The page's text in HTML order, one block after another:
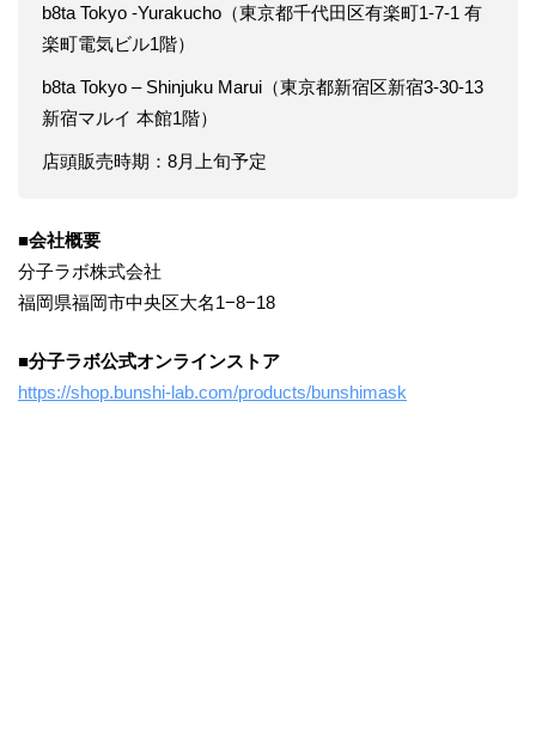
b8ta Tokyo -Yurakucho（東京都千代田区有楽町1-7-1 有
楽町電気ビル1階）
b8ta Tokyo – Shinjuku Marui（東京都新宿区新宿3-30-13
新宿マルイ 本館1階）
店頭販売時期：8月上旬予定
■会社概要
分子ラボ株式会社
福岡県福岡市中央区大名1−8−18
■分子ラボ公式オンラインストア
https://shop.bunshi-lab.com/products/bunshimask